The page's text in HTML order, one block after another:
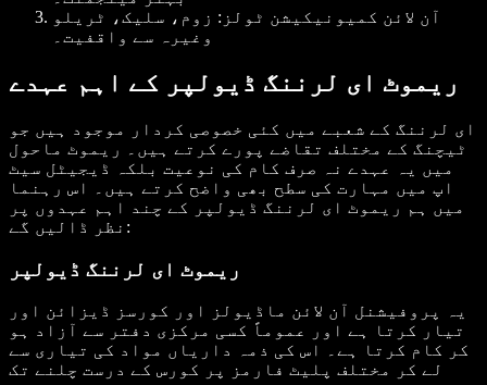
آن لائن کمیونیکیشن ٹولز: زوم، سلیک، ٹریلو
وغیرہ سے واقفیت۔
ریموٹ ای لرننگ ڈیولپر کے اہم عہدے
ای لرننگ کے شعبے میں کئی خصوصی کردار موجود ہیں جو
ٹیچنگ کے مختلف تقاضے پورے کرتے ہیں۔ ریموٹ ماحول
میں یہ عہدے نہ صرف کام کی نوعیت بلکہ ڈیجیٹل سیٹ
اپ میں مہارت کی سطح بھی واضح کرتے ہیں۔ اس رہنما
میں ہم ریموٹ ای لرننگ ڈیولپر کے چند اہم عہدوں پر
نظر ڈالیں گے:
ریموٹ ای لرننگ ڈیولپر
یہ پروفیشنل آن لائن ماڈیولز اور کورسز ڈیزائن اور
تیار کرتا ہے اور عموماً کسی مرکزی دفتر سے آزاد ہو
کر کام کرتا ہے۔ اس کی ذمہ داریاں مواد کی تیاری سے
لے کر مختلف پلیٹ فارمز پر کورس کے درست چلنے تک